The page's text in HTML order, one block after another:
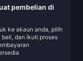
pembelian di
ke akaun anda, pilih
dan ikuti proses